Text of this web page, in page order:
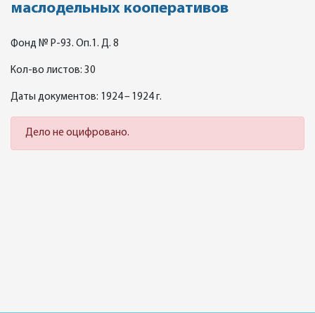
маслодельных кооперативов
Фонд № Р-93. Оп.1. Д. 8
Кол-во листов: 30
Даты документов: 1924 – 1924 г.
Дело не оцифровано.